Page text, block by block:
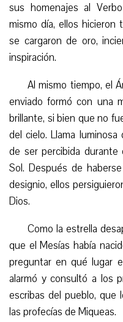
sus homenajes al
mismo día, ellos hicieron
se cargaron de oro,
inspiración.
Al mismo tiempo, el
enviado formó con una
brillante, si bien que no
del cielo. Llama
de ser percibida
Sol. Después de
designio, ellos
Dios.
Como la estrella
que el Mesías había
preguntar en qué lugar
alarmó y consultó a los
escribas del pueblo, que
las profecías de Miqueas.